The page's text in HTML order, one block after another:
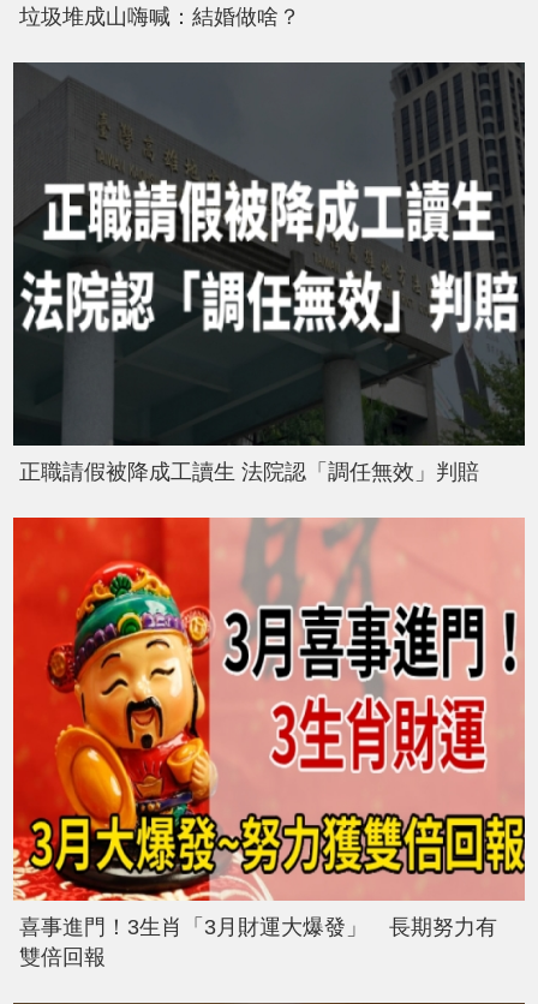
垃圾堆成山嗨喊：結婚做啥？
正職請假被降成工讀生 法院認「調任無效」判賠
喜事進門！3生肖「3月財運大爆發」 長期努力有
雙倍回報